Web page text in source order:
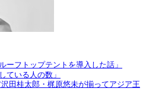
ーフトップテントを導入した話」
ている人の数」
田桂太郎・梶原悠未が揃ってアジア王